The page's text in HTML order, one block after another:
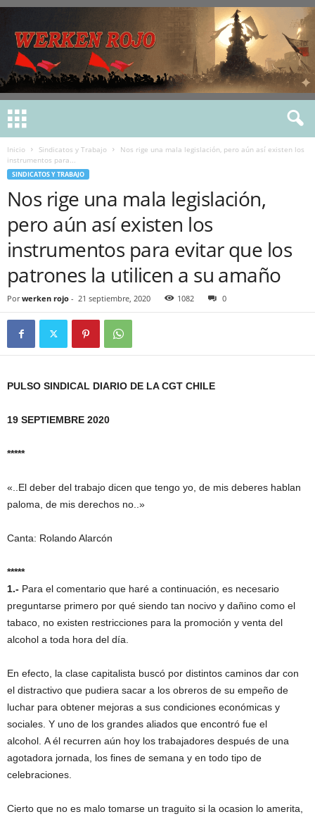
Inicio Sindicatos y Trabajo
Nos rige una mala legislación, pero aún así existen los
instrumentos para...
SINDICATOS Y TRABAJO
Nos rige una mala legislación,
pero aún así existen los
instrumentos para evitar que los
patrones la utilicen a su amaño
Por werken rojo - 21 septiembre, 2020 1082 0
PULSO SINDICAL DIARIO DE LA CGT CHILE
19 SEPTIEMBRE 2020
*****
«..El deber del trabajo dicen que tengo yo, de mis deberes hablan
paloma, de mis derechos no..»
Canta: Rolando Alarcón
*****
1.- Para el comentario que haré a continuación, es necesario
preguntarse primero por qué siendo tan nocivo y dañino como el
tabaco, no existen restricciones para la promoción y venta del
alcohol a toda hora del día.
En efecto, la clase capitalista buscó por distintos caminos dar con
el distractivo que pudiera sacar a los obreros de su empeño de
luchar para obtener mejoras a sus condiciones económicas y
sociales. Y uno de los grandes aliados que encontró fue el
alcohol. A él recurren aún hoy los trabajadores después de una
agotadora jornada, los fines de semana y en todo tipo de
celebraciones.
Cierto que no es malo tomarse un traguito si la ocasion lo amerita,